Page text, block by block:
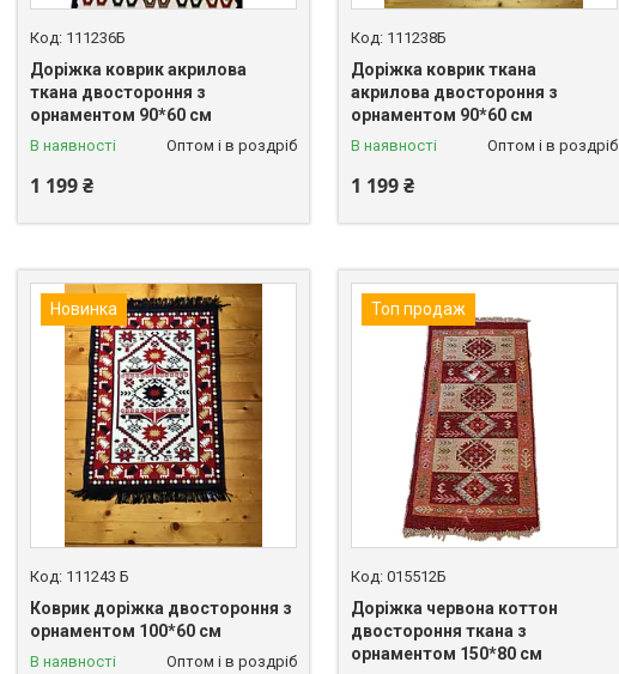
111236Б
Доріжка коврик акрилова
ткана двостороння з
орнаментом 90*60 см
В наявності Оптом і в роздріб
1 199 ₴
111238Б
Доріжка коврик ткана
акрилова двостороння з
орнаментом 90*60 см
В наявності Оптом і в роздріб
1 199 ₴
Новинка
111243 Б
Коврик доріжка двостороння з
орнаментом 100*60 см
В наявності Оптом і в роздріб
Топ продаж
015512Б
Доріжка червона коттон
двостороння ткана з
орнаментом 150*80 см